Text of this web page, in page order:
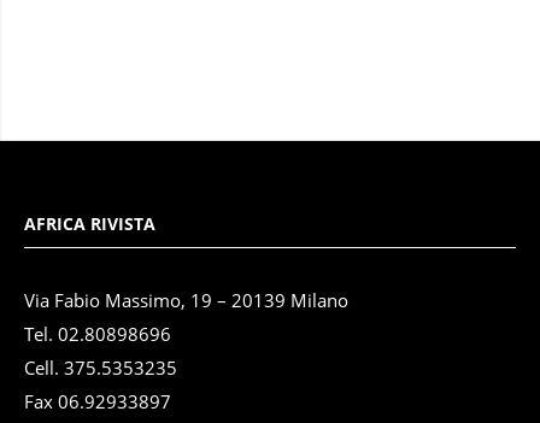
AFRICA RIVISTA
Via Fabio Massimo, 19 – 20139 Milano
Tel. 02.80898696
Cell. 375.5353235
Fax 06.92933897